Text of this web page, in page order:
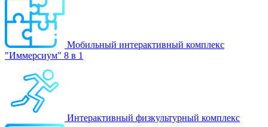
Мобильный интерактивный комплекс
"Иммерсиум" 8 в 1
Интерактивный физкультурный комплекс